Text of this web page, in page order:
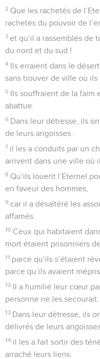
2 Que les rachetés de
rachetés du pouvoir de
3 et qu’il a rassemblés de
du nord et du sud !
4 Ils erraient dans le
sans trouver de ville où ils
5 Ils souffraient de la faim
abattue.
6 Dans leur détresse, ils
de leurs angoisses :
7 il les a conduits par un
arrivent dans une ville où
8 Qu’ils louent l’Eternel
en faveur des hommes,
9 car il a désaltéré les
affamés.
10 Ceux qui habitaient
mort étaient prisonniers
11 parce qu’ils s’étaient
parce qu’ils avaient
12 Il a humilié leur cœur
personne ne les secourait.
13 Dans leur détresse, ils
délivrés de leurs
14 il les a fait sortir des
arraché leurs liens.